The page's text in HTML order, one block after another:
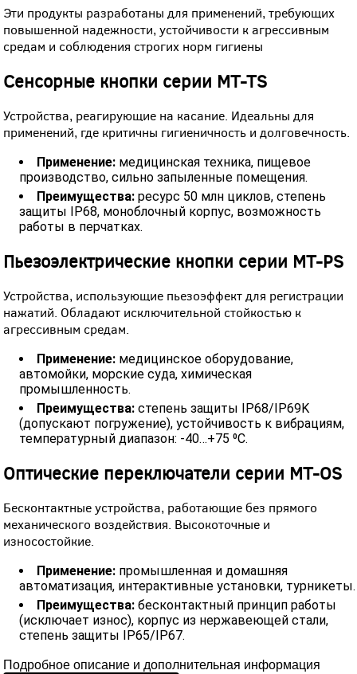
Эти продукты разработаны для применений, требующих
повышенной надежности, устойчивости к агрессивным
средам и соблюдения строгих норм гигиены
Сенсорные кнопки серии MT-TS
Устройства, реагирующие на касание. Идеальны для
применений, где критичны гигиеничность и долговечность.
Применение: медицинская техника, пищевое
производство, сильно запыленные помещения.
Преимущества: ресурс 50 млн циклов, степень
защиты IP68, моноблочный корпус, возможность
работы в перчатках.
Пьезоэлектрические кнопки серии MT-PS
Устройства, использующие пьезоэффект для регистрации
нажатий. Обладают исключительной стойкостью к
агрессивным средам.
Применение: медицинское оборудование,
автомойки, морские суда, химическая
промышленность.
Преимущества: степень защиты IP68/IP69K
(допускают погружение), устойчивость к вибрациям,
температурный диапазон: -40…+75 ⁰C.
Оптические переключатели серии MT-OS
Бесконтактные устройства, работающие без прямого
механического воздействия. Высокоточные и
износостойкие.
Применение: промышленная и домашняя
автоматизация, интерактивные установки, турникеты.
Преимущества: бесконтактный принцип работы
(исключает износ), корпус из нержавеющей стали,
степень защиты IP65/IP67.
Подробное описание и дополнительная информация